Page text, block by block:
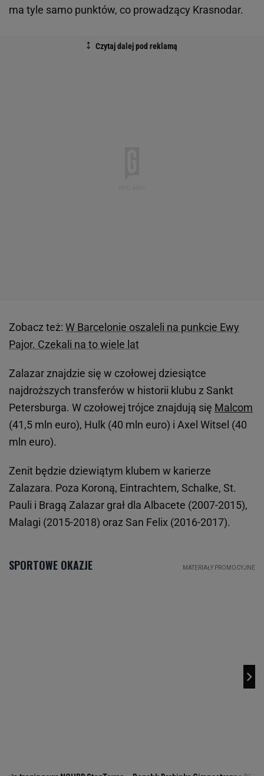
ma tyle samo punktów, co prowadzący Krasnodar.
Zobacz też: W Barcelonie oszaleli na punkcie Ewy
Pajor. Czekali na to wiele lat
Zalazar znajdzie się w czołowej dziesiątce
najdroższych transferów w historii klubu z Sankt
Petersburga. W czołowej trójce znajdują się Malcom
(41,5 mln euro), Hulk (40 mln euro) i Axel Witsel (40
mln euro).
Zenit będzie dziewiątym klubem w karierze
Zalazara. Poza Koroną, Eintrachtem, Schalke, St.
Pauli i Bragą Zalazar grał dla Albacete (2007-2015),
Malagi (2015-2018) oraz San Felix (2016-2017).